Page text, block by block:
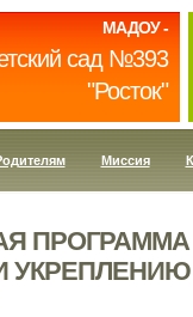
МАДОУ -
сад №393
"Росток"
Миссия